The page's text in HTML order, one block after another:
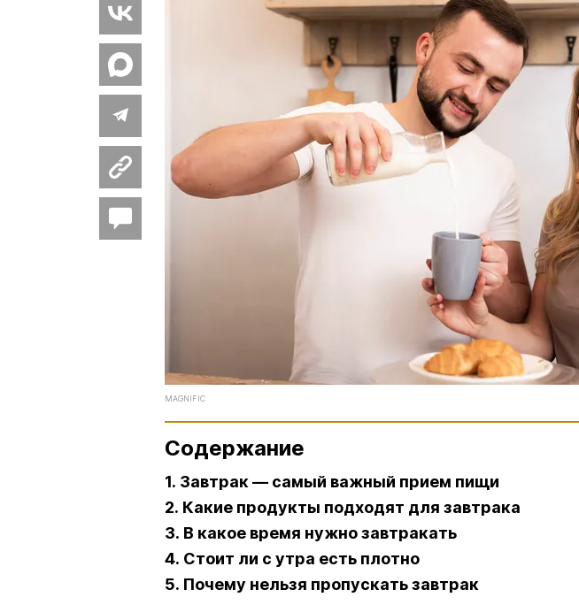
MAGNIFIC
Содержание
1. Завтрак — самый важный прием пищи
2. Какие продукты подходят для завтрака
3. В какое время нужно завтракать
4. Стоит ли с утра есть плотно
5. Почему нельзя пропускать завтрак